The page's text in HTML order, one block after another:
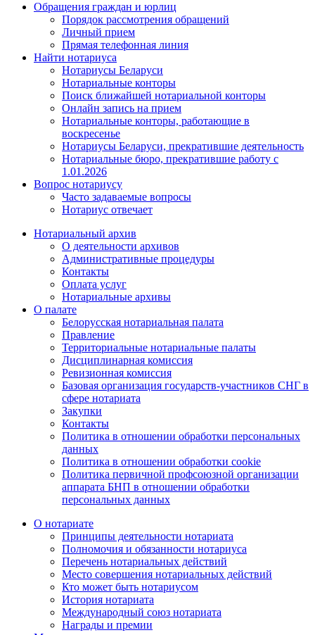
Обращения граждан и юрлиц
Порядок рассмотрения обращений
Личный прием
Прямая телефонная линия
Найти нотариуса
Нотариусы Беларуси
Нотариальные конторы
Поиск ближайшей нотариальной конторы
Онлайн запись на прием
Нотариальные конторы, работающие в
воскресенье
Нотариусы Беларуси, прекратившие деятельность
Нотариальные бюро, прекратившие работу с
1.01.2026
Вопрос нотариусу
Часто задаваемые вопросы
Нотариус отвечает
Нотариальный архив
О деятельности архивов
Административные процедуры
Контакты
Оплата услуг
Нотариальные архивы
О палате
Белорусская нотариальная палата
Правление
Территориальные нотариальные палаты
Дисциплинарная комиссия
Ревизионная комиссия
Базовая организация государств-участников СНГ в
сфере нотариата
Закупки
Контакты
Политика в отношении обработки персональных
данных
Политика в отношении обработки cookie
Политика первичной профсоюзной организации
аппарата БНП в отношении обработки
персональных данных
О нотариате
Принципы деятельности нотариата
Полномочия и обязанности нотариуса
Перечень нотариальных действий
Место совершения нотариальных действий
Кто может быть нотариусом
История нотариата
Международный союз нотариата
Награды и премии